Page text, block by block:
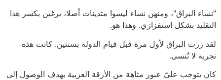
"نساء البراق"، ومنهن نساء ليسوا متدينات أصلا، يرغبن بكسر هذا
التقليد بشكل استفزازي. وهذا هو.
لقد زرت البراق لأول مرة قبل قيام الدولة بسنتين. كانت هذه
تجربة لا تُنسى.
كان يتوجب عليّ عبور متاهة من الأزقة العربية بهدف الوصول إلى